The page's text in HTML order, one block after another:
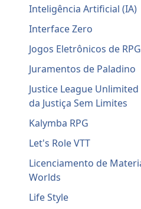
Inteligência Artificial (IA)
Interface Zero
Jogos Eletrônicos de RPG
Juramentos de Paladino
Justice League Unlimited
da Justiça Sem Limites
Kalymba RPG
Let's Role VTT
Licenciamento de
Worlds
Life Style